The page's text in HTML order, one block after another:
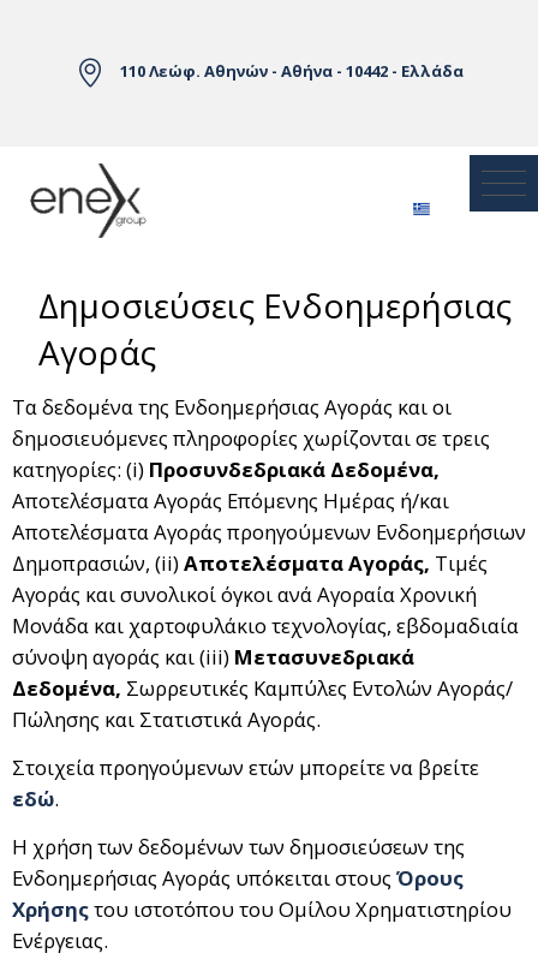
110 Λεώφ. Αθηνών - Αθήνα - 10442 - Ελλάδα
Δημοσιεύσεις Ενδοημερήσιας
Αγοράς
Τα δεδομένα της Ενδοημερήσιας Αγοράς και οι
δημοσιευόμενες πληροφορίες χωρίζονται σε τρεις
κατηγορίες: (i) Προσυνδεδριακά Δεδομένα,
Αποτελέσματα Αγοράς Επόμενης Ημέρας ή/και
Αποτελέσματα Αγοράς προηγούμενων Ενδοημερήσιων
Δημοπρασιών, (ii)Αποτελέσματα Αγοράς, Τιμές
Αγοράς και συνολικοί όγκοι ανά Αγοραία Χρονική
Μονάδα και χαρτοφυλάκιο τεχνολογίας, εβδομαδιαία
σύνοψη αγοράς και (iii) Μετασυνεδριακά
Δεδομένα, Σωρρευτικές Καμπύλες Εντολών Αγοράς/
Πώλησης και Στατιστικά Αγοράς.
Στοιχεία προηγούμενων ετών μπορείτε να βρείτε
εδώ.
Η χρήση των δεδομένων των δημοσιεύσεων της
Ενδοημερήσιας Αγοράς υπόκειται στους Όρους
Χρήσηςτου ιστοτόπου του Ομίλου Χρηματιστηρίου
Ενέργειας.